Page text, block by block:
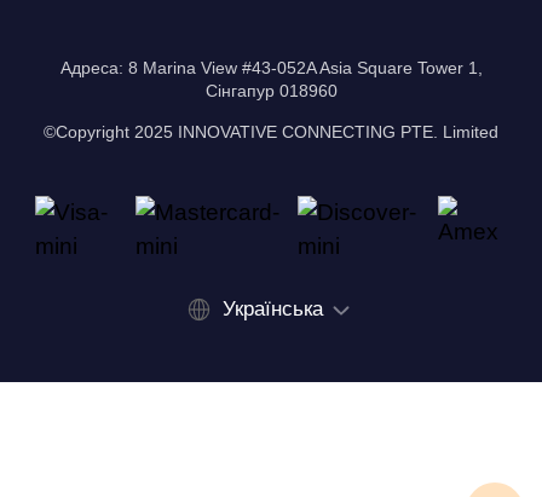
Адреса: 8 Marina View #43-052A Asia Square Tower 1,
Сінгапур 018960
©Copyright 2025 INNOVATIVE CONNECTING PTE. Limited
Українська